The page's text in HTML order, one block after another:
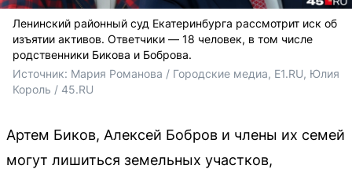
Ленинский районный суд Екатеринбурга рассмотрит иск об
изъятии активов. Ответчики — 18 человек, в том числе
родственники Бикова и Боброва.
Источник: Мария Романова / Городские медиа, Е1.RU, Юлия
Король / 45.RU
Артем Биков, Алексей Бобров и члены их семей
могут лишиться земельных участков,